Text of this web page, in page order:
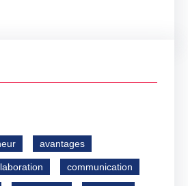
avantages
communication